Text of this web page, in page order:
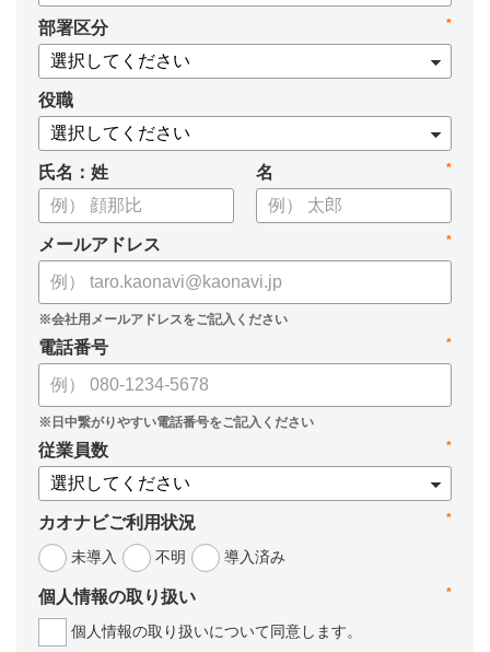
・タレントマネジメントシステムの選び方
・タレントマネジメントシステム「カオナビ」の説明資料
*
部署区分
役職
氏名：姓 *
名
*
メールアドレス
*
電話番号
*
従業員数
*
カオナビご利用状況
未導入
不明 導入済み
*
個人情報の取り扱い
個人情報の取り扱いについて同意します。